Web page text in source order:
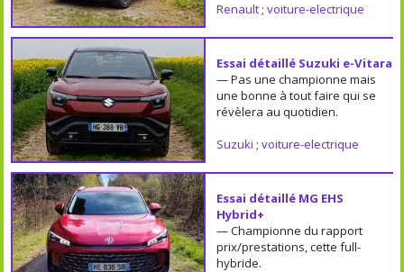
Renault; voiture-electrique
Essai détaillé Suzuki e-Vitara
— Pas une championne mais
une bonne à tout faire qui se
révèlera au quotidien.
Suzuki ; voiture-electrique
Essai détaillé MG EHS
Hybrid+
— Championne du rapport
prix/prestations, cette full-
hybride.